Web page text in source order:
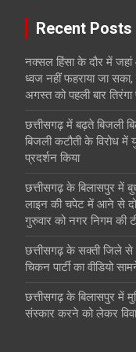
Recent Posts
नक्सल हिंसा के दौर में जहां
ध्वज नहीं फहराया जा
अगस्त को पहली बार
छत्तीसगढ़ में बढ़ते बिजली
बिजली कटौती के विरोध
प्रदर्शन किया
छत्तीसगढ़ के बिलासपुर में
लाइन की चपेट में आने से
गुरुवार को नगर निगम की
छत्तीसगढ़ के सक्ती जिले
चिकन पार्टी का वीडियो
छत्तीसगढ़ के बिलासपुर में
संस्कार करने को लेकर